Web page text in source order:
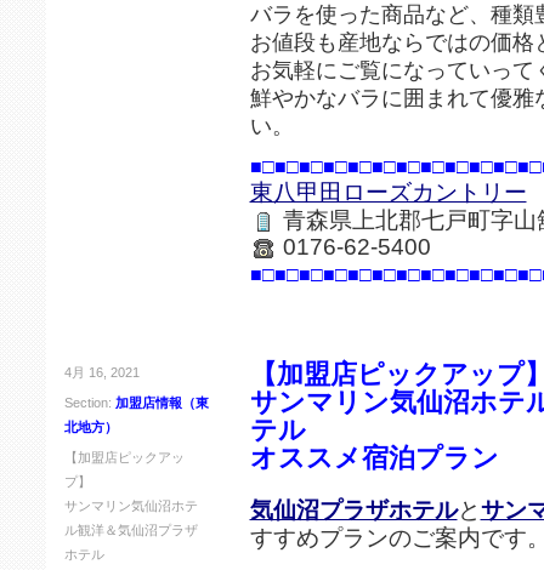
バラを使った商品など、種
お値段も産地ならではの価格
お気軽にご覧になっていって
鮮やかなバラに囲まれて優
い。
東八甲田ローズカントリー
青森県上北郡七戸町字山
0176-62-5400
4月 16, 2021
Section: 加盟店情報（東
北地方）
【加盟店ピックアッ
プ】
サンマリン気仙沼ホテ
ル観洋＆気仙沼プラザ
ホテル
【加盟店ピックアップ
サンマリン気仙沼ホテ
テル
オススメ宿泊プラン
気仙沼プラザホテルとサン
すすめプランのご案内です